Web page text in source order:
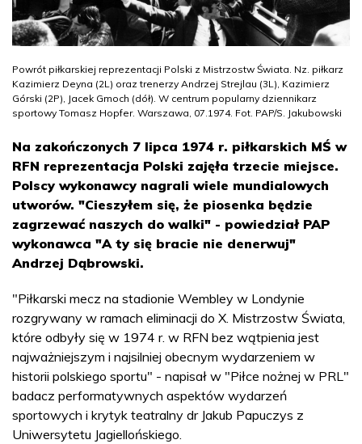
Powrót piłkarskiej reprezentacji Polski z Mistrzostw Świata. Nz. piłkarz
Kazimierz Deyna (2L) oraz trenerzy Andrzej Strejlau (3L), Kazimierz
Górski (2P), Jacek Gmoch (dół). W centrum popularny dziennikarz
sportowy Tomasz Hopfer. Warszawa, 07.1974. Fot. PAP/S. Jakubowski
Na zakończonych 7 lipca 1974 r. piłkarskich MŚ w
RFN reprezentacja Polski zajęła trzecie miejsce.
Polscy wykonawcy nagrali wiele mundialowych
utworów. "Cieszyłem się, że piosenka będzie
zagrzewać naszych do walki" - powiedział PAP
wykonawca "A ty się bracie nie denerwuj"
Andrzej Dąbrowski.
"Piłkarski mecz na stadionie Wembley w Londynie
rozgrywany w ramach eliminacji do X. Mistrzostw Świata,
które odbyły się w 1974 r. w RFN bez wątpienia jest
najważniejszym i najsilniej obecnym wydarzeniem w
historii polskiego sportu" - napisał w "Piłce nożnej w PRL"
badacz performatywnych aspektów wydarzeń
sportowych i krytyk teatralny dr Jakub Papuczys z
Uniwersytetu Jagiellońskiego.